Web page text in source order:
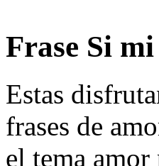
Frase Si
Estas
frases de
el tema